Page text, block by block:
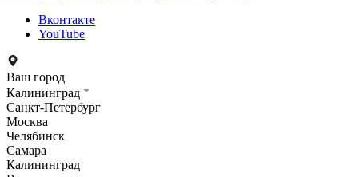
Вконтакте
YouTube
Ваш город
Калининград
Санкт-Петербург
Москва
Челябинск
Самара
Калининград